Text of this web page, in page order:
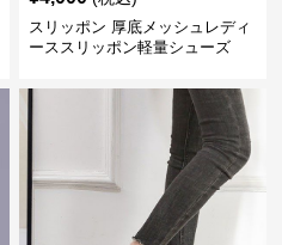
スリッポン 厚底メッシュレディ
ーススリッポン軽量シューズ